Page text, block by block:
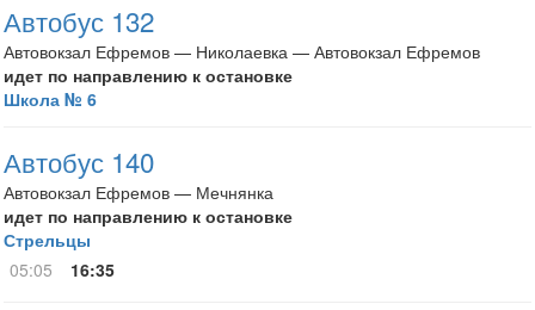
Автобус 132
Автовокзал Ефремов — Николаевка — Автовокзал Ефремов
идет по направлению к остановке
Школа № 6
Автобус 140
Автовокзал Ефремов — Мечнянка
идет по направлению к остановке
Стрельцы
05:05
16:35